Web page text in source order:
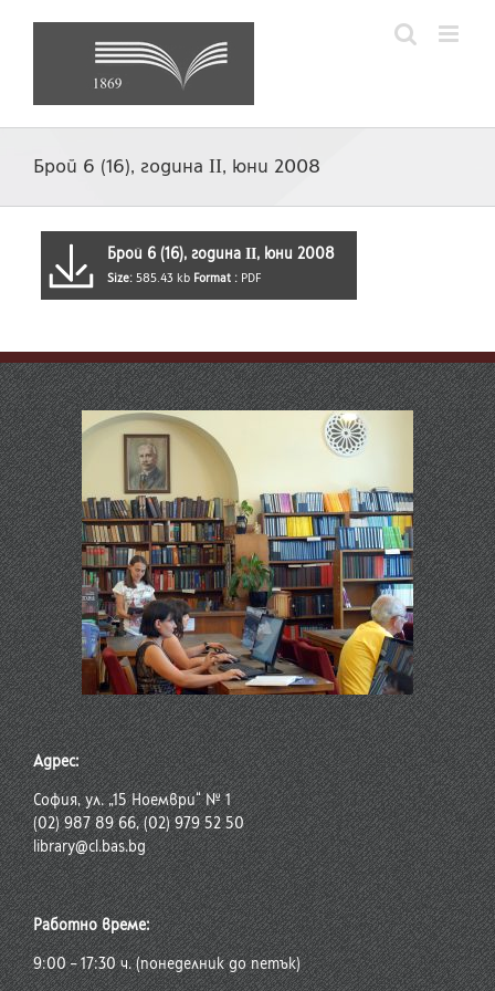
Брой 6 (16), година ІІ, юни 2008
Брой 6 (16), година ІІ, юни 2008
Size: 585.43 kb Format : PDF
Адрес:
София, ул. „15 Ноември“ № 1
(02) 987 89 66, (02) 979 52 50
library@cl.bas.bg
Работно време:
9:00 – 17:30 ч. (понеделник до петък)